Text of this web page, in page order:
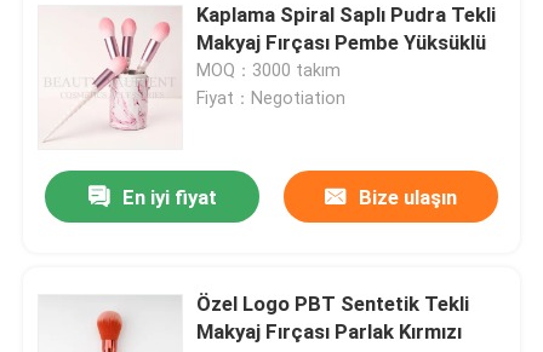
Tek makyaj fırçası
Toz Makyaj Fırçası
Göz Farı Makyaj Fırçası
Makyaj Puf Süngeri
Kaplama Spiral Saplı Pudra Tekli
Makyaj Fırçası Pembe Yüksüklü
MOQ：3000 takım
Fiyat：Negotiation
En iyi fiyat Bize ulaşın
Özel Logo PBT Sentetik Tekli
Makyaj Fırçası Parlak Kırmızı